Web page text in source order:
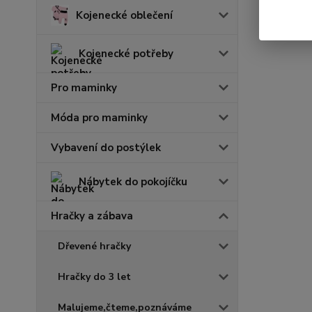
Kojenecké oblečení
Kojenecké potřeby
Pro maminky
Móda pro maminky
Vybavení do postýlek
Nábytek do pokojíčku
Hračky a zábava
Dřevené hračky
Hračky do 3 let
Malujeme,čteme,poznáváme